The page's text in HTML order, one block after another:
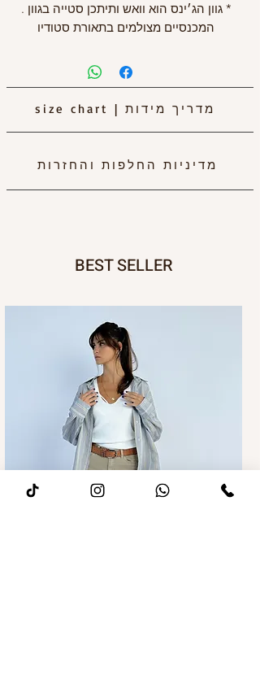
* גוון הג׳ינס הוא וואש ותיתכן סטייה בגוון .
המכנסיים מצולמים בתאורת סטודיו
size chart | מדריך מידות
מדיניות החלפות והחזרות
BEST SELLER